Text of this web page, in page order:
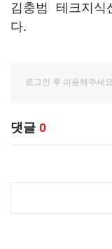
김충범 테크지식
다.
댓글 0